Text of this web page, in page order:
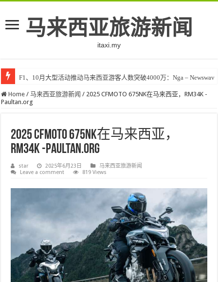
马来西亚旅游新闻
itaxi.my
F1、10月大型活动推动马来西亚游客人数突破4000万：Nga – Newswav
Home / 马来西亚旅游新闻 / 2025 CFMOTO 675NK在马来西亚，RM34K -
Paultan.org
2025 CFMOTO 675NK在马来西亚，
RM34K -Paultan.org
star 2025年6月23日
马来西亚旅游新闻
Leave a comment
819 Views